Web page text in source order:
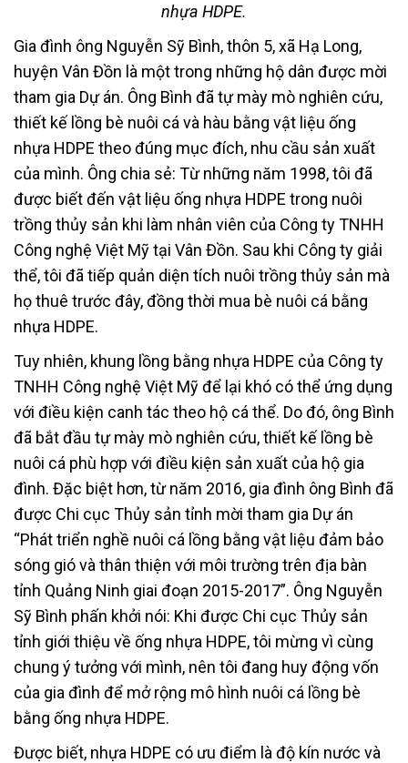
nhựa HDPE.
Gia đình ông Nguyễn Sỹ Bình, thôn 5, xã Hạ Long,
huyện Vân Đồn là một trong những hộ dân được mời
tham gia Dự án. Ông Bình đã tự mày mò nghiên cứu,
thiết kế lồng bè nuôi cá và hàu bằng vật liệu ống
nhựa HDPE theo đúng mục đích, nhu cầu sản xuất
của mình. Ông chia sẻ: Từ những năm 1998, tôi đã
được biết đến vật liệu ống nhựa HDPE trong nuôi
trồng thủy sản khi làm nhân viên của Công ty TNHH
Công nghệ Việt Mỹ tại Vân Đồn. Sau khi Công ty giải
thể, tôi đã tiếp quản diện tích nuôi trồng thủy sản mà
họ thuê trước đây, đồng thời mua bè nuôi cá bằng
nhựa HDPE.
Tuy nhiên, khung lồng bằng nhựa HDPE của Công ty
TNHH Công nghệ Việt Mỹ để lại khó có thể ứng dụng
với điều kiện canh tác theo hộ cá thể. Do đó, ông Bình
đã bắt đầu tự mày mò nghiên cứu, thiết kế lồng bè
nuôi cá phù hợp với điều kiện sản xuất của hộ gia
đình. Đặc biệt hơn, từ năm 2016, gia đình ông Bình đã
được Chi cục Thủy sản tỉnh mời tham gia Dự án
“Phát triển nghề nuôi cá lồng bằng vật liệu đảm bảo
sóng gió và thân thiện với môi trường trên địa bàn
tỉnh Quảng Ninh giai đoạn 2015-2017”. Ông Nguyễn
Sỹ Bình phấn khởi nói: Khi được Chi cục Thủy sản
tỉnh giới thiệu về ống nhựa HDPE, tôi mừng vì cùng
chung ý tưởng với mình, nên tôi đang huy động vốn
của gia đình để mở rộng mô hình nuôi cá lồng bè
bằng ống nhựa HDPE.
Được biết, nhựa HDPE có ưu điểm là độ kín nước và